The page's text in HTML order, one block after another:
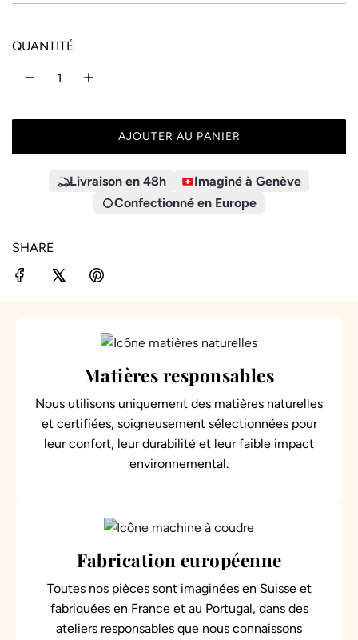
QUANTITÉ
AJOUTER AU PANIER
C
A
R
.
Livraison en 48h
Imaginé à Genève
Confectionné en Europe
SHARE
Matières responsables
Nous utilisons uniquement des matières naturelles
et certifiées, soigneusement sélectionnées pour
leur confort, leur durabilité et leur faible impact
environnemental.
Fabrication européenne
Toutes nos pièces sont imaginées en Suisse et
fabriquées en France et au Portugal, dans des
ateliers responsables que nous connaissons